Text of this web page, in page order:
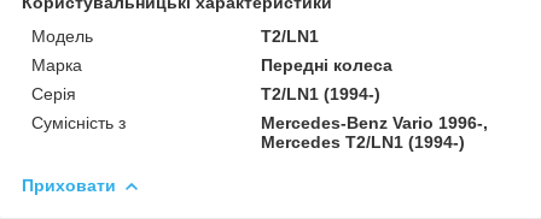
Мoдель
T2/LN1
Марка
Передні колеса
Серія
T2/LN1 (1994-)
Сумісність з
Mercedes-Benz Vario 1996-,
Mercedes T2/LN1 (1994-)
Приховати